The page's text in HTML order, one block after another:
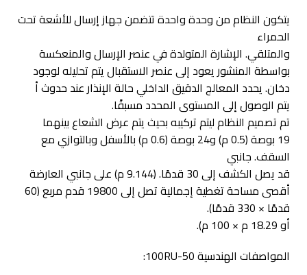
يتكون النظام من وحدة واحدة تتضمن جهاز إرسال للأشعة تحت
الحمراء
والمتلقي. الإشارة المتولدة في عنصر الإرسال والمنعكسة
بواسطة المنشور يعود إلى عنصر الاستقبال يتم تحليله لوجود
دخان. يحدد المعالج الدقيق الداخلي حالة الإنذار عند حدوث أ
يتم الوصول إلى المستوى المحدد مسبقًا.
تم تصميم النظام ليتم تركيبه بحيث يتم عرض الشعاع بينهما
19 بوصة (0.5 م) و24 بوصة (0.6 م) بالأسفل وبالتوازي مع
السقف. جانبي
قد يصل الكشف إلى 30 قدمًا. (9.144 م) على جانبي العارضة
أقصى مساحة تغطية إجمالية تصل إلى 19800 قدم مربع (60
قدمًا × 330 قدمًا).
أو 18.29 م × 100 م).
المواصفات الهندسية 50-100RU: